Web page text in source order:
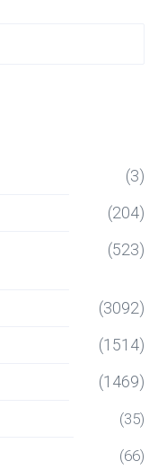
(3)
(204)
(523)
(3092)
(1514)
(1469)
(35)
(66)